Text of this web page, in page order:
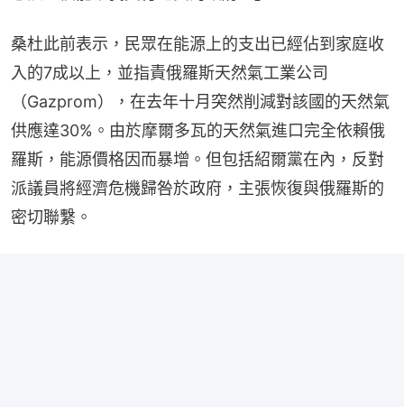
桑杜此前表示，民眾在能源上的支出已經佔到家庭收
入的7成以上，並指責俄羅斯天然氣工業公司
（Gazprom），在去年十月突然削減對該國的天然氣
供應達30%。由於摩爾多瓦的天然氣進口完全依賴俄
羅斯，能源價格因而暴增。但包括紹爾黨在內，反對
派議員將經濟危機歸咎於政府，主張恢復與俄羅斯的
密切聯繫。